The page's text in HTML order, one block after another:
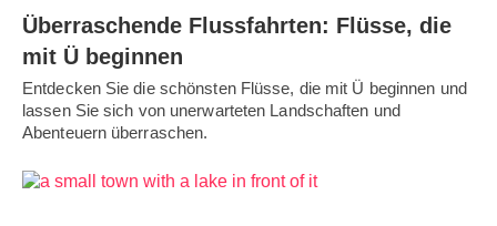
Überraschende Flussfahrten: Flüsse, die
mit Ü beginnen
Entdecken Sie die schönsten Flüsse, die mit Ü beginnen und
lassen Sie sich von unerwarteten Landschaften und
Abenteuern überraschen.